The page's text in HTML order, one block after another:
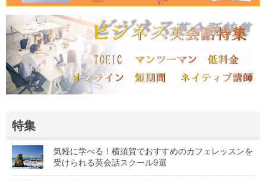
特集
気軽に学べる！横須賀でおすすめのカフェレッスンを
受けられる英会話スクール9選